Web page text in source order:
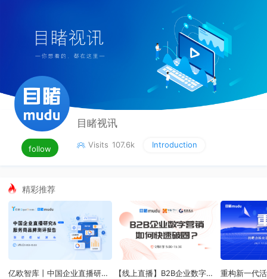
follow
目睹视讯
 Visits 107.6k Introduction
精彩推荐
亿欧智库丨中国企业直播研究及服务商品牌测评报告 【线上直播】B2B企业数字营销如何快速破圈？